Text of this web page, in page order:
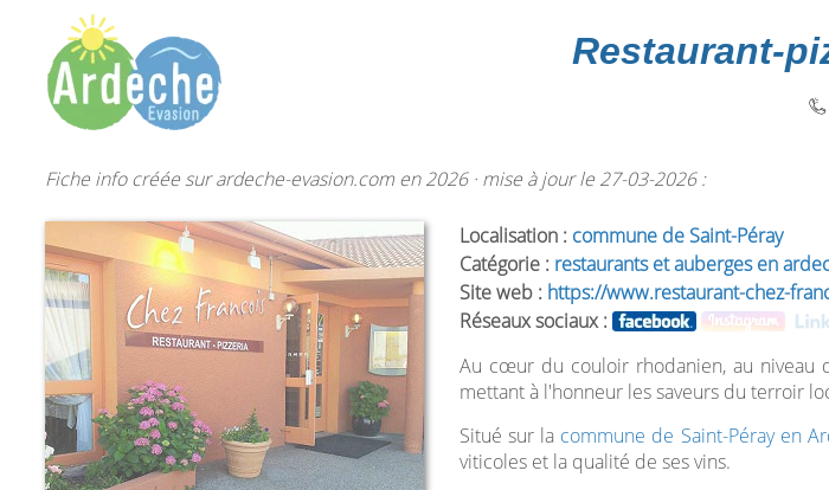
Restaurant-
Fiche info créée sur ardeche-evasion.com en 2026 · mise à jour le 27-03-2026 :
Localisation : commune de Saint-Péray
Catégorie : restaurants et auberges en
Site web : https://www.restaurant-chez-
Réseaux sociaux :
Au cœur du couloir rhodanien, au niveau
mettant à l'honneur les saveurs du terroir
Situé sur la commune de Saint-Péray en
viticoles et la qualité de ses vins.